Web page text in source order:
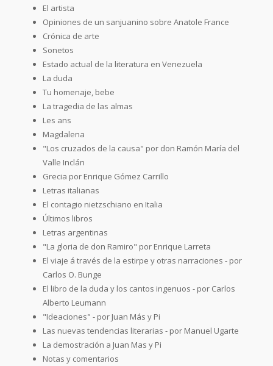
El artista
Opiniones de un sanjuanino sobre Anatole France
Crónica de arte
Sonetos
Estado actual de la literatura en Venezuela
La duda
Tu homenaje, bebe
La tragedia de las almas
Les ans
Magdalena
"Los cruzados de la causa" por don Ramón María del
Valle Inclán
Grecia por Enrique Gómez Carrillo
Letras italianas
El contagio nietzschiano en Italia
Últimos libros
Letras argentinas
"La gloria de don Ramiro" por Enrique Larreta
El viaje á través de la estirpe y otras narraciones - por
Carlos O. Bunge
El libro de la duda y los cantos ingenuos - por Carlos
Alberto Leumann
"Ideaciones" - por Juan Más y Pi
Las nuevas tendencias literarias - por Manuel Ugarte
La demostración a Juan Mas y Pi
Notas y comentarios